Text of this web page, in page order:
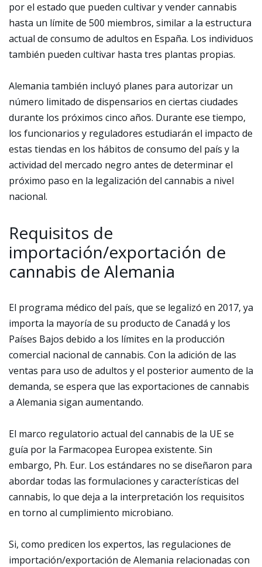
por el estado que pueden cultivar y vender cannabis
hasta un límite de 500 miembros, similar a la estructura
actual de consumo de adultos en España. Los individuos
también pueden cultivar hasta tres plantas propias.
Alemania también incluyó planes para autorizar un
número limitado de dispensarios en ciertas ciudades
durante los próximos cinco años. Durante ese tiempo,
los funcionarios y reguladores estudiarán el impacto de
estas tiendas en los hábitos de consumo del país y la
actividad del mercado negro antes de determinar el
próximo paso en la legalización del cannabis a nivel
nacional.
Requisitos de
importación/exportación de
cannabis de Alemania
El programa médico del país, que se legalizó en 2017, ya
importa la mayoría de su producto de Canadá y los
Países Bajos debido a los límites en la producción
comercial nacional de cannabis. Con la adición de las
ventas para uso de adultos y el posterior aumento de la
demanda, se espera que las exportaciones de cannabis
a Alemania sigan aumentando.
El marco regulatorio actual del cannabis de la UE se
guía por la Farmacopea Europea existente. Sin
embargo, Ph. Eur. Los estándares no se diseñaron para
abordar todas las formulaciones y características del
cannabis, lo que deja a la interpretación los requisitos
en torno al cumplimiento microbiano.
Si, como predicen los expertos, las regulaciones de
importación/exportación de Alemania relacionadas con